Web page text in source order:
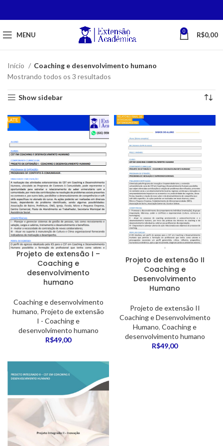
MENU 0 R$0,00
Início
Coaching e desenvolvimento humano
Mostrando todos os 3 resultados
Show sidebar
Projeto de extensão I –
Coaching e
desenvolvimento
humano
Coaching e desenvolvimento
humano, Projeto de extensão
I - Coaching e
desenvolvimento humano
R$49,00
Projeto de extensão II
Coaching e
Desenvolvimento
Humano
Projeto de extensão II
Coaching e Desenvolvimento
Humano, Coaching e
desenvolvimento humano
R$49,00